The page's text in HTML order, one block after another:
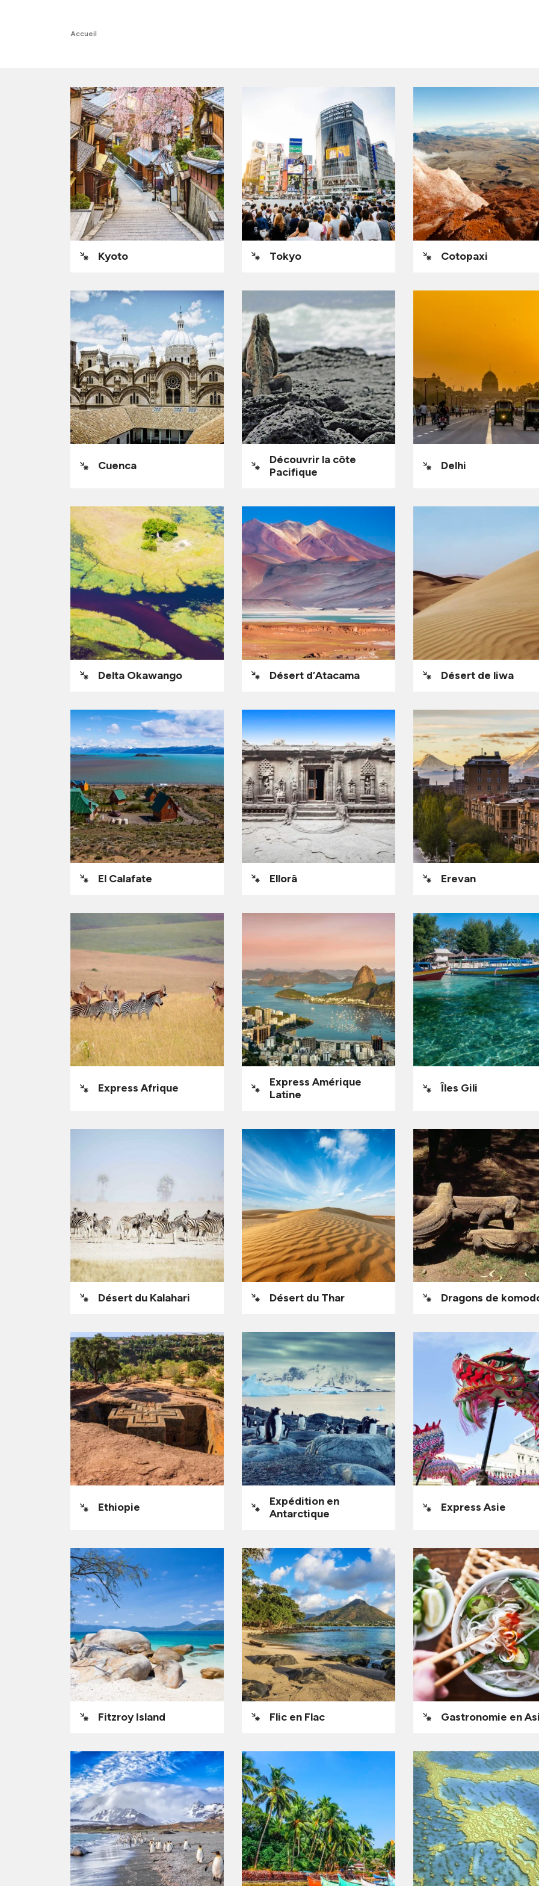
Accueil
Kyoto Tokyo Cotopaxi
Cuenca
Découvrir la côte
Pacifique
Delhi
Delta Okawango Désert d’Atacama Désert de liwa
El Calafate Ellorâ Erevan
Express Afrique
Express Amérique
Latine
Îles Gili
Désert du Kalahari Désert du Thar Dragons de
Ethiopie
Expédition en
Antarctique
Express Asie
Fitzroy Island Flic en Flac Gastronomie en